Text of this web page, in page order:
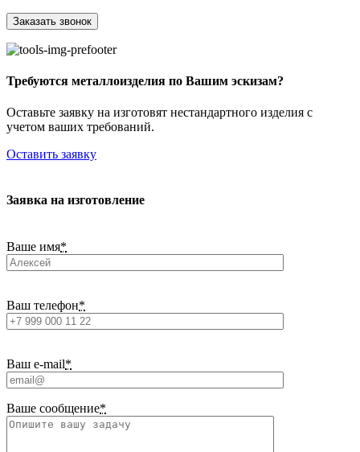
Требуются металлоизделия по Вашим эскизам?
Оставьте заявку на изготовят нестандартного изделия с
учетом ваших требований.
Оставить заявку
Заявка на изготовление
Ваше имя*
Ваш телефон*
Ваш e-mail*
Ваше сообщение*